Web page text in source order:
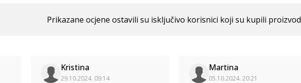
Prikazane ocjene ostavili su isključivo korisnici koji su kupili
Kristina
29.10.2024. 09:14
Martina
05.10.2024. 20:21